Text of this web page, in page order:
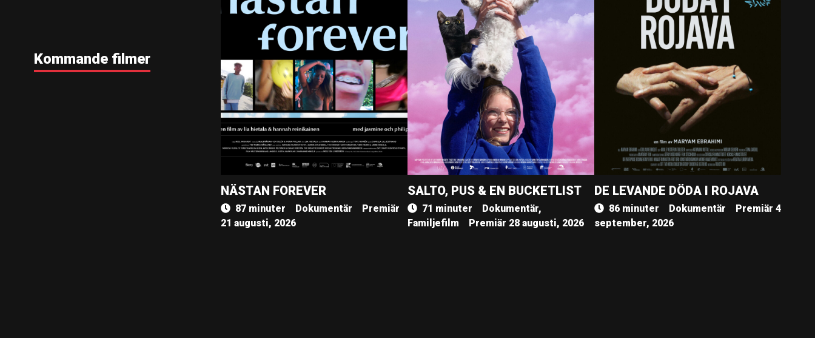
Kommande filmer
NÄSTAN FOREVER
87 minuter Dokumentär
Premiär
21 augusti, 2026
SALTO, PUS & EN BUCKETLIST
71 minuter
Dokumentär,
Familjefilm
Premiär 28 augusti, 2026
DE LEVANDE DÖDA I ROJAVA
86 minuter Dokumentär
Premiär 4
september, 2026